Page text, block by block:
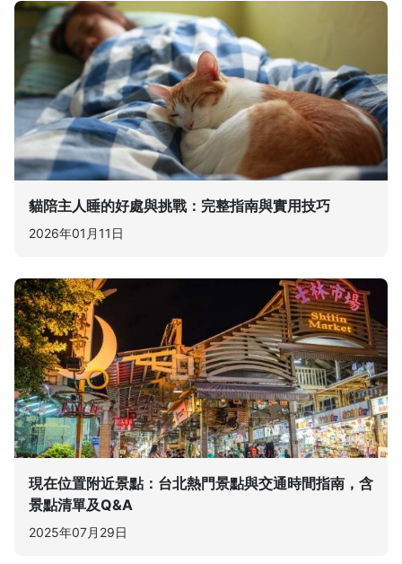
貓陪主人睡的好處與挑戰：完整指南與實用技巧
2026年01月11日
現在位置附近景點：台北熱門景點與交通時間指南，含
景點清單及Q&A
2025年07月29日